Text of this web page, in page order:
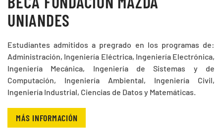
UNIANDES
Estudiantes admitidos a pregrado en los programas de:
Administración, Ingeniería Eléctrica, Ingeniería Electrónica,
Ingeniería Mecánica, Ingeniería de Sistemas y de
Computación, Ingeniería Ambiental, Ingeniería Civil,
Ingeniería Industrial, Ciencias de Datos y Matemáticas.
MÁS INFORMACIÓN